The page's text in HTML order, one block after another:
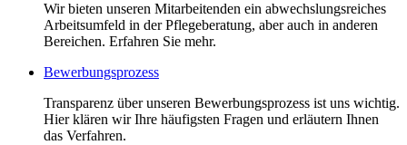
Wir bieten unseren Mitarbeitenden ein abwechslungsreiches
Arbeitsumfeld in der Pflegeberatung, aber auch in anderen
Bereichen. Erfahren Sie mehr.
Bewerbungsprozess
Transparenz über unseren Bewerbungsprozess ist uns wichtig.
Hier klären wir Ihre häufigsten Fragen und erläutern Ihnen
das Verfahren.